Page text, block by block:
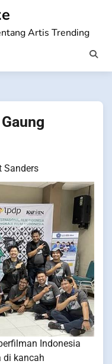
Artis Trending
Sanders
Indonesia
di kancah